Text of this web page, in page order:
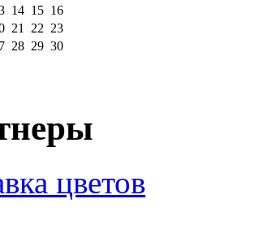
14 15 16
21 22 23
28 29 30
цветов